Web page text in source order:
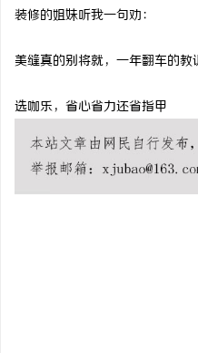
装修的姐妹听我一句劝：
美缝真的别将就，一年翻车的教
选咖乐，省心省力还省指甲